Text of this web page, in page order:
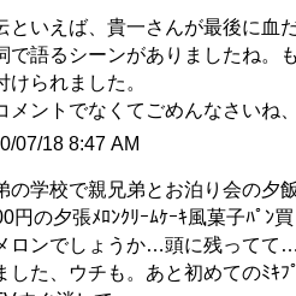
といえば、貴一さんが最後に血
で語るシーンがありましたね。
けられました。
メントでなくてごめんなさいね
07/18 8:47 AM
の学校で親兄弟とお泊り会の夕
円の夕張ﾒﾛﾝｸﾘｰﾑｹｰｷ風菓子ﾊﾟﾝ
ロンでしょうか…頭に残ってて
した、ウチも。あと初めてのﾐｷ